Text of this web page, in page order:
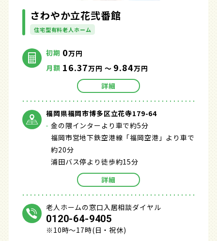
さわやか立花弐番館
住宅型有料老人ホーム
初期 0万円
月額 16.37万円 ～ 9.84万円
詳細
福岡県福岡市博多区立花寺179-64
金の隈インターより車で約5分
福岡市営地下鉄空港線「福岡空港」より車で
約20分
浦田バス停より徒歩約15分
詳細
老人ホームの窓口入居相談ダイヤル
0120-64-9405
※10時～17時(日・祝休)